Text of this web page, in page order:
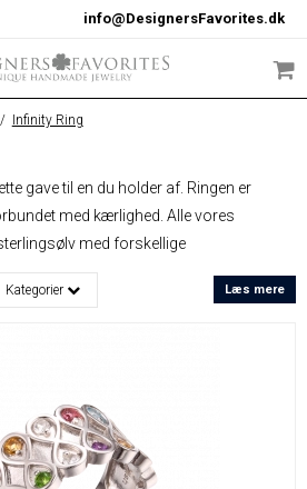
info@DesignersFavorites.dk
/ Infinity Ring
gave til en du holder af. Ringen er
med kærlighed. Alle vores
med forskellige
produkter bliver leveret i en flot
gaveindpakning.
Kategorier Læs mere